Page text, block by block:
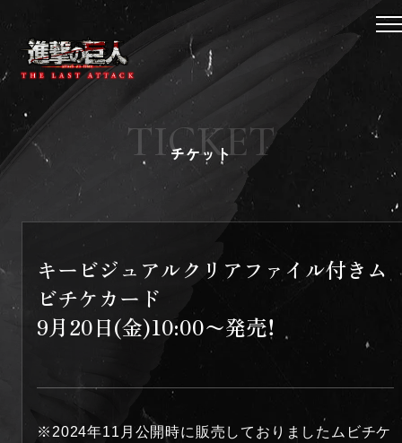
作品紹介
チケット
劇場グッズ
劇場一覧
BD&DVD
X
Instagram
TICKET
チケット
キービジュアルクリアファイル付きム
ビチケカード
9月20日(金)10:00〜発売！
※2024年11月公開時に販売しておりましたムビチケ